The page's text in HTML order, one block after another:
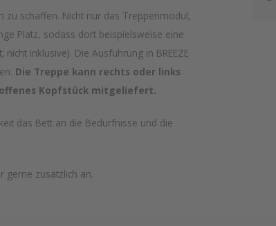
zu schaffen. Nicht nur das Treppenmodul,
Platz, sodass dort beispielsweise eine
inklusive). Die Ausführung in BREEZE
Die Treppe kann rechts oder links
Kopfstück mitgeliefert.
das Bett an die Bedürfnisse und die
gerne zusätzlich an.